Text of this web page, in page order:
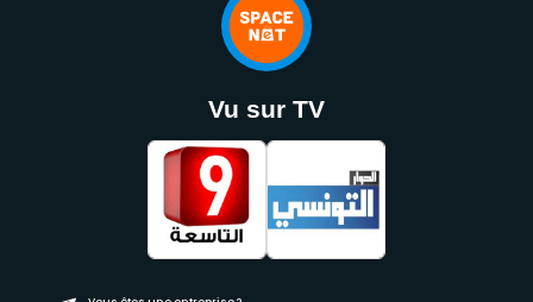
Vu sur TV